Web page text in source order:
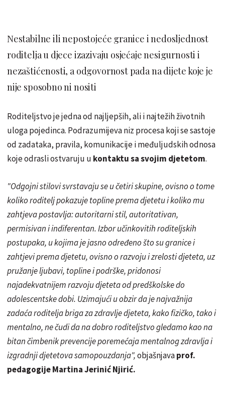
Nestabilne ili nepostojeće granice i nedosljednost
roditelja u djece izazivaju osjećaje nesigurnosti i
nezaštićenosti, a odgovornost pada na dijete koje je
nije sposobno ni nositi
Roditeljstvo je jedna od najljepših, ali i najtežih životnih
uloga pojedinca. Podrazumijeva niz procesa koji se sastoje
od zadataka, pravila, komunikacije i međuljudskih odnosa
koje odrasli ostvaruju u kontaktu sa svojim djetetom.
"Odgojni stilovi svrstavaju se u četiri skupine, ovisno o tome
koliko roditelj pokazuje topline prema djetetu i koliko mu
zahtjeva postavlja: autoritarni stil, autoritativan,
permisivan i indiferentan. Izbor učinkovitih roditeljskih
postupaka, u kojima je jasno određeno što su granice i
zahtjevi prema djetetu, ovisno o razvoju i zrelosti djeteta, uz
pružanje ljubavi, topline i podrške, pridonosi
najadekvatnijem razvoju djeteta od predškolske do
adolescentske dobi. Uzimajući u obzir da je najvažnija
zadaća roditelja briga za zdravlje djeteta, kako fizičko, tako i
mentalno, ne čudi da na dobro roditeljstvo gledamo kao na
bitan čimbenik prevencije poremećaja mentalnog zdravlja i
izgradnji djetetova samopouzdanja",objašnjavaprof.
pedagogije Martina Jerinić Njirić.